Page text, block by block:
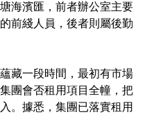
海濱匯，前者辦公室主要
前綫人員，後者則屬後勤
藏一段時間，最初有市場
團會否租用項目全幢，把
。據悉，集團已落實租用